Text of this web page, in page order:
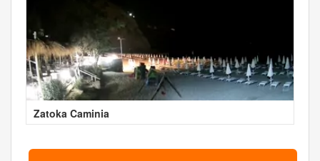
Zatoka Caminia